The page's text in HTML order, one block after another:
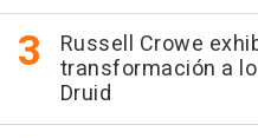
Russell Crowe
transformación a
Druid